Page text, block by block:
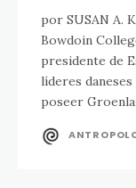
por SUSAN A.
Bowdoin College En medio de la discusión
presidente de
líderes
poseer